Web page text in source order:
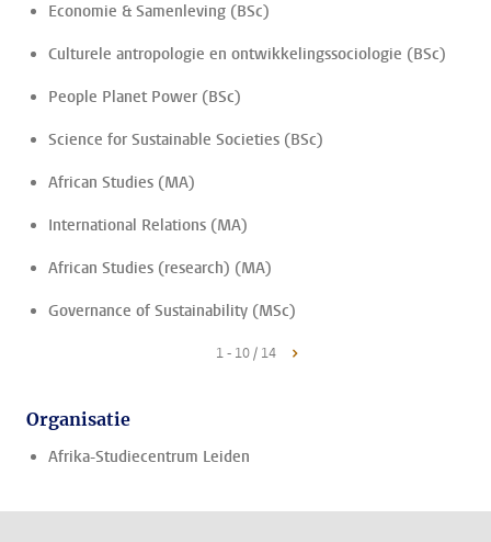
Economie & Samenleving (BSc)
Culturele antropologie en ontwikkelingssociologie (BSc)
People Planet Power (BSc)
Science for Sustainable Societies (BSc)
African Studies (MA)
International Relations (MA)
African Studies (research) (MA)
Governance of Sustainability (MSc)
1 - 10 / 14
Organisatie
Afrika-Studiecentrum Leiden